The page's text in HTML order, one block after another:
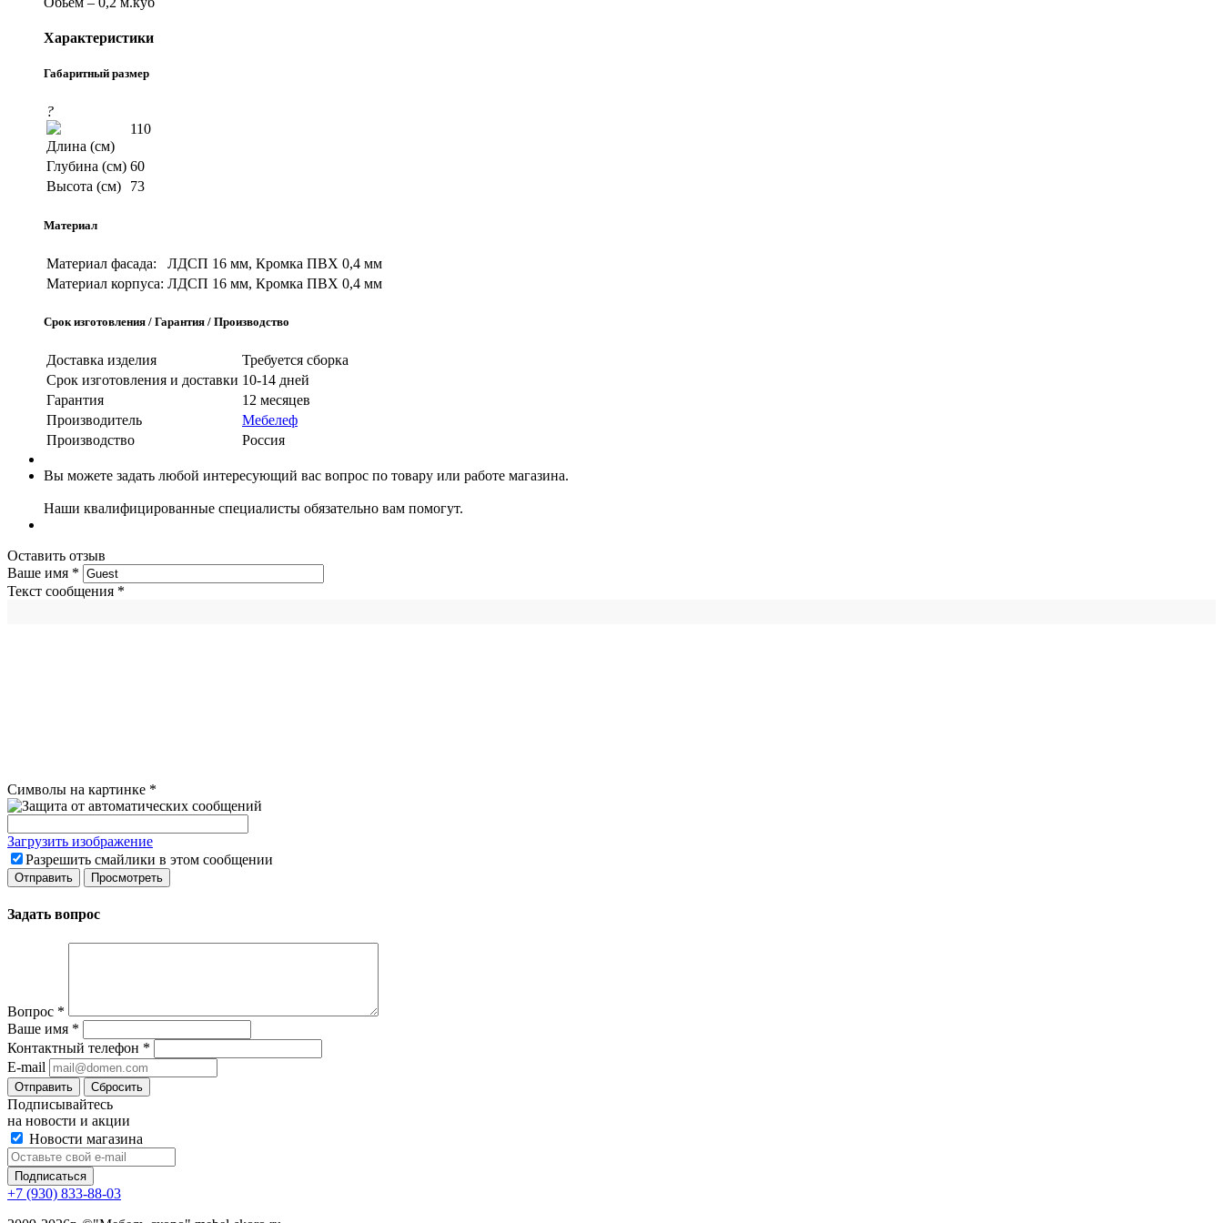
Характеристики
Габаритный размер
?
Длина (см)
110
Глубина (см) 60
Высота (см)
73
Материал
Материал фасада:
ЛДСП 16 мм, Кромка ПВХ 0,4 мм
Материал корпуса: ЛДСП 16 мм, Кромка ПВХ 0,4 мм
Срок изготовления / Гарантия / Производство
Доставка изделия
Требуется сборка
Срок изготовления и доставки 10-14 дней
Гарантия
12 месяцев
Производитель
Мебелеф
Производство
Россия
Вы можете задать любой интересующий вас вопрос по товару или работе магазина.
Наши квалифицированные специалисты обязательно вам помогут.
Оставить отзыв
Ваше имя *
Текст сообщения *
Символы на картинке *
Загрузить изображение
Разрешить смайлики в этом сообщении
Задать вопрос
Вопрос *
Ваше имя *
Контактный телефон *
E-mail
Сбросить
Подписывайтесь
на новости и акции
Новости магазина
+7 (930) 833-88-03